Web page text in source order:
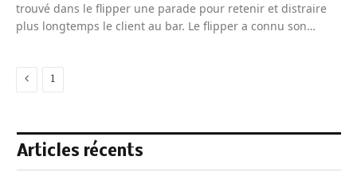
trouvé dans le flipper une parade pour retenir et distraire
plus longtemps le client au bar. Le flipper a connu son…
Previous
1
Articles récents